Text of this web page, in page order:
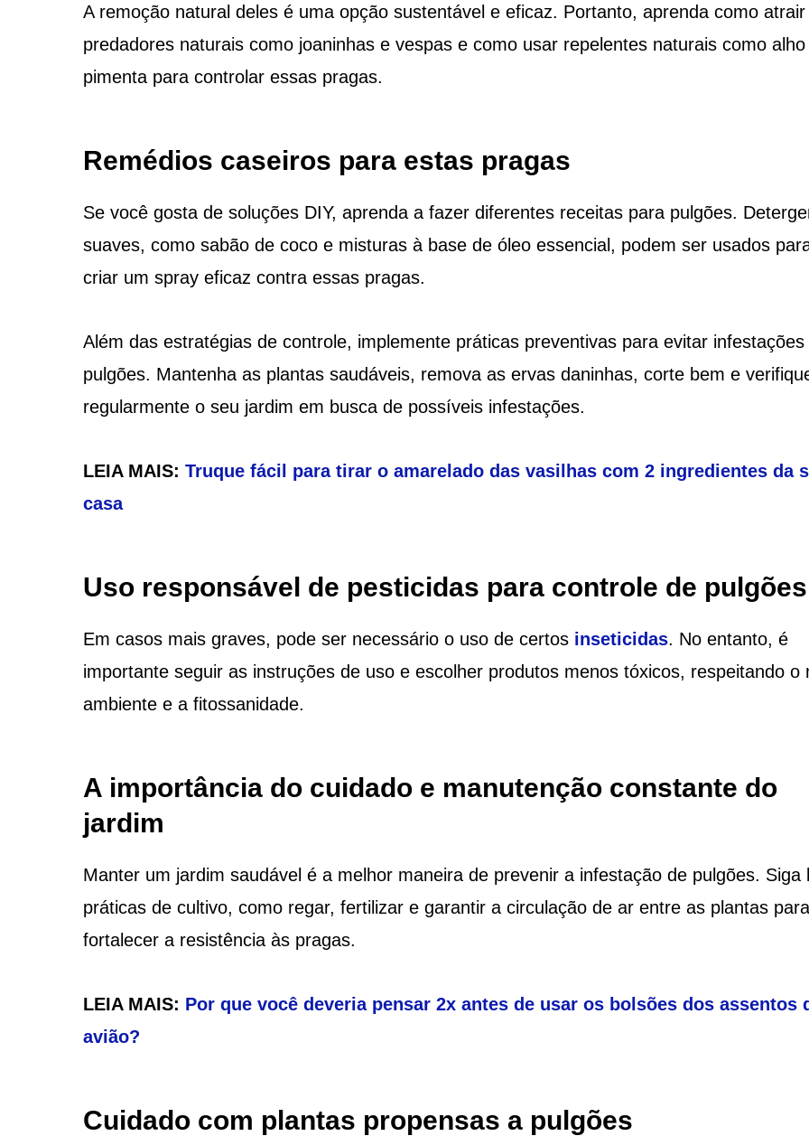
A remoção natural deles é uma opção sustentável e eficaz. Portanto, aprenda como atrair
predadores naturais como joaninhas e vespas e como usar repelentes naturais como alho
pimenta para controlar essas pragas.
Remédios caseiros para estas pragas
Se você gosta de soluções DIY, aprenda a fazer diferentes receitas para pulgões.
suaves, como sabão de coco e misturas à base de óleo essencial, podem ser usados
criar um spray eficaz contra essas pragas.
Além das estratégias de controle, implemente práticas preventivas para evitar infestações
pulgões. Mantenha as plantas saudáveis, remova as ervas daninhas, corte bem e
regularmente o seu jardim em busca de possíveis infestações.
LEIA MAIS: Truque fácil para tirar o amarelado das vasilhas com 2 ingredientes da
casa
Uso responsável de pesticidas para controle de pulgões
Em casos mais graves, pode ser necessário o uso de certos inseticidas. No entanto, é
importante seguir as instruções de uso e escolher produtos menos tóxicos, respeitando o
ambiente e a fitossanidade.
A importância do cuidado e manutenção constante do
jardim
Manter um jardim saudável é a melhor maneira de prevenir a infestação de pulgões. Siga
práticas de cultivo, como regar, fertilizar e garantir a circulação de ar entre as plantas para
fortalecer a resistência às pragas.
LEIA MAIS: Por que você deveria pensar 2x antes de usar os bolsões dos assentos
avião?
Cuidado com plantas propensas a pulgões